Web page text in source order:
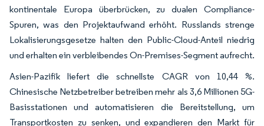
kontinentale Europa überbrücken, zu dualen Compliance-
Spuren, was den Projektaufwand erhöht. Russlands strenge
Lokalisierungsgesetze halten den Public-Cloud-Anteil niedrig
und erhalten ein verbleibendes On-Premises-Segment aufrecht.
Asien-Pazifik liefert die schnellste CAGR von 10,44 %.
Chinesische Netzbetreiber betreiben mehr als 3,6 Millionen 5G-
Basisstationen und automatisieren die Bereitstellung, um
Transportkosten zu senken, und expandieren den Markt für